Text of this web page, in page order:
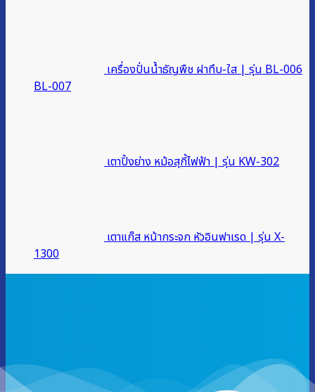
เครื่องปั่นน้ำธัญพืช ฝาทึบ-ใส | รุ่น BL-006
BL-007
เตาปิ้งย่าง หม้อสุกี้ไฟฟ้า | รุ่น KW-302
เตาแก๊ส หน้ากระจก หัวอินฟาเรด | รุ่น X-
1300